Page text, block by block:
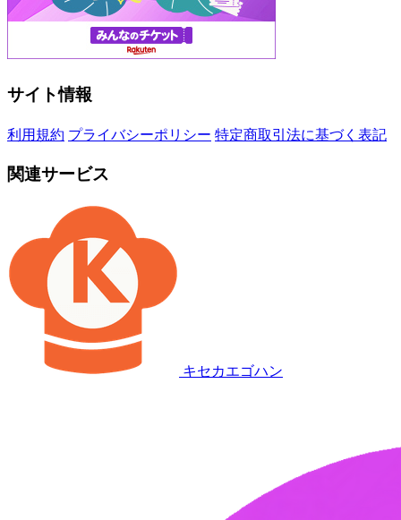
サイト情報
利用規約 プライバシーポリシー 特定商取引法に基づく表記
関連サービス
キセカエゴハン